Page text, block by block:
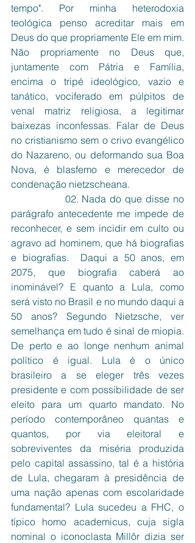
tempo". Por minha heterodoxia
teológica penso acreditar mais em
Deus do que propriamente Ele em mim.
Não propriamente no Deus que,
juntamente com Pátria e Família,
encima o tripé ideológico, vazio e
tanático, vociferado em púlpitos de
venal matriz religiosa, a legitimar
baixezas inconfessas. Falar de Deus
no cristianismo sem o crivo evangélico
do Nazareno, ou deformando sua Boa
Nova, é blasfemo e merecedor de
condenação nietzscheana.
02. Nada do que disse no
parágrafo antecedente me impede de
reconhecer, e sem incidir em culto ou
agravo ad hominem, que há biografias
e biografias.  Daqui a 50 anos, em
2075, que biografia caberá ao
inominável? E quanto a Lula, como
será visto no Brasil e no mundo daqui a
50 anos? Segundo Nietzsche, ver
semelhança em tudo é sinal de miopia.
De perto e ao longe nenhum animal
político é igual. Lula é o único
brasileiro a se eleger três vezes
presidente e com possibilidade de ser
eleito para um quarto mandato. No
período contemporâneo quantas e
quantos, por via eleitoral e
sobreviventes da miséria produzida
pelo capital assassino, tal é a história
de Lula, chegaram à presidência de
uma nação apenas com escolaridade
fundamental? Lula sucedeu a FHC, o
típico homo academicus, cuja sigla
nominal o iconoclasta Millôr dizia ser